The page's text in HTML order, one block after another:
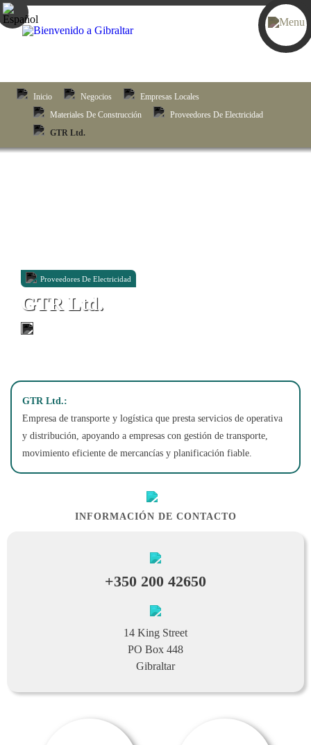
Inicio Negocios
Empresas Locales
Materiales De Construcción
Proveedores De Electricidad
GTR Ltd.
Proveedores De Electricidad
GTR Ltd.
GTR Ltd.:
Empresa de transporte y logística que presta servicios de operativa
y distribución, apoyando a empresas con gestión de transporte,
movimiento eficiente de mercancías y planificación fiable.
INFORMACIÓN DE CONTACTO
+350 200 42650
14 King Street
PO Box 448
Gibraltar